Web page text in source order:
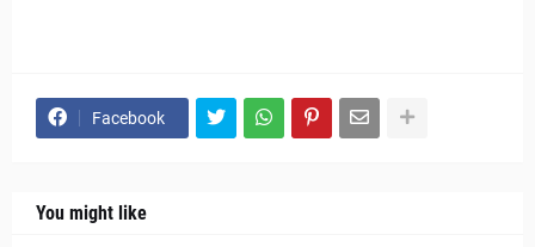
Facebook
You might like